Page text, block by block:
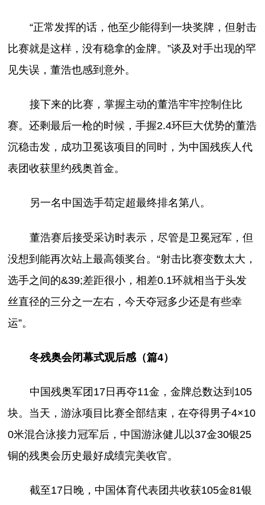
“正常发挥的话，他至少能得到一块奖牌，但射击
比赛就是这样，没有稳拿的金牌。”谈及对手出现的罕
见失误，董浩也感到意外。
接下来的比赛，掌握主动的董浩牢牢控制住比
赛。还剩最后一枪的时候，手握2.4环巨大优势的董浩
沉稳击发，成功卫冕该项目的同时，为中国残疾人代
表团收获里约残奥首金。
另一名中国选手苟定超最终排名第八。
董浩赛后接受采访时表示，尽管是卫冕冠军，但
没想到能再次站上最高领奖台。“射击比赛变数太大，
选手之间的&39;差距很小，相差0.1环就相当于头发
丝直径的三分之一左右，今天夺冠多少还是有些幸
运”。
冬残奥会闭幕式观后感（篇4）
中国残奥军团17日再夺11金，金牌总数达到105
块。当天，游泳项目比赛全部结束，在夺得男子4×10
0米混合泳接力冠军后，中国游泳健儿以37金30银25
铜的残奥会历史最好成绩完美收官。
截至17日晚，中国体育代表团共收获105金81银